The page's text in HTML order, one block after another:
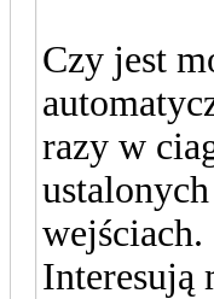
Czy jest
razy w
wejściach.
Interesują